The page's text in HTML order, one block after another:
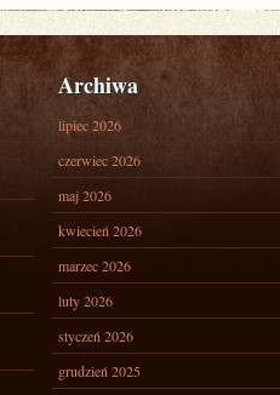
Archiwa
lipiec 2026
czerwiec 2026
maj 2026
kwiecień 2026
marzec 2026
luty 2026
styczeń 2026
grudzień 2025